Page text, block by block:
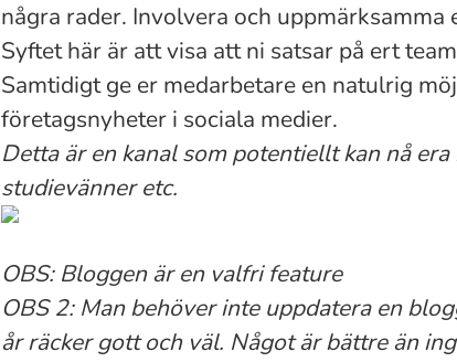
några rader. Involvera och uppmärksamma
Syftet här är att visa att ni satsar på ert
Samtidigt ge er medarbetare en natulrig
företagsnyheter i sociala medier.
Detta är en kanal som potentiellt kan nå
studievänner etc.
OBS: Bloggen är en valfri feature
OBS 2: Man behöver inte uppdatera en
år räcker gott och väl. Något är bättre än